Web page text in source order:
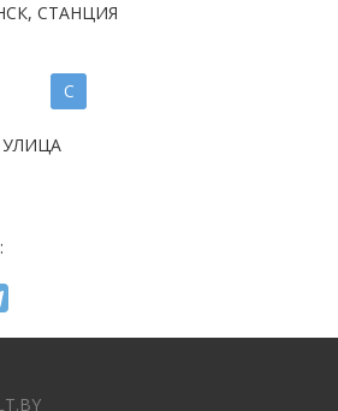
СТАНЦИЯ
С
УЛИЦА